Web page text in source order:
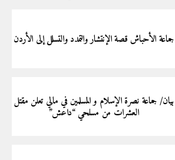
جماعة الأحباش قصة الإنتشار والتمدد والتسلل إلى الأردن
بيان/ جماعة نصرة الإسلام و المسلمين في مالي تعلن مقتل
العشرات من مسلحي “داعش”